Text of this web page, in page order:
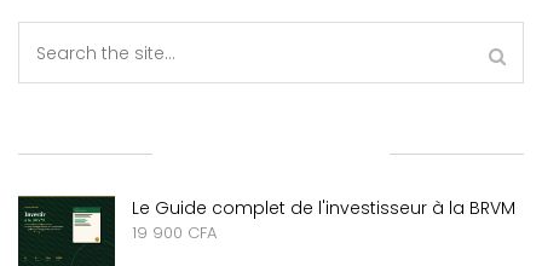
Le Guide complet de l'investisseur à la BRVM
19 900 CFA